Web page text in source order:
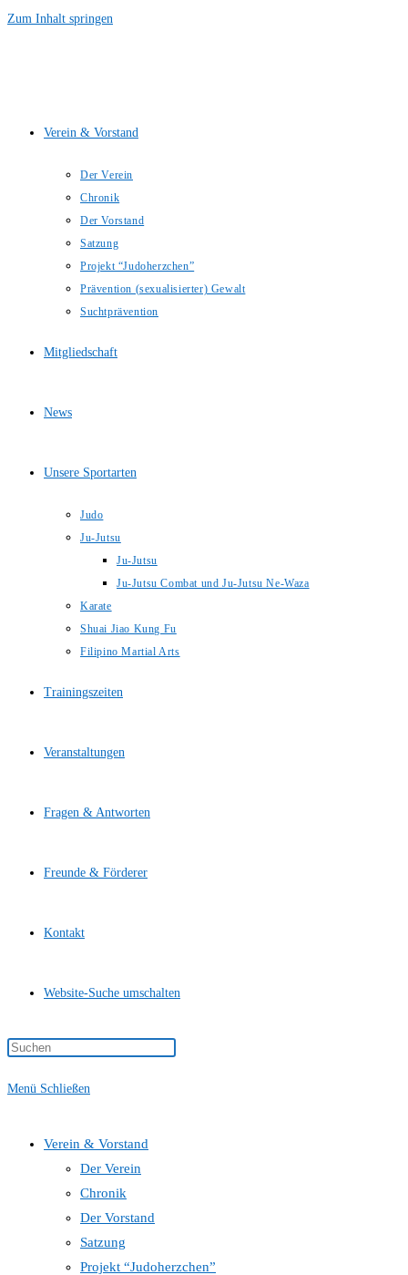
Zum Inhalt springen
Verein & Vorstand
Der Verein
Chronik
Der Vorstand
Satzung
Projekt “Judoherzchen”
Prävention (sexualisierter) Gewalt
Suchtprävention
Mitgliedschaft
News
Unsere Sportarten
Judo
Ju-Jutsu
Ju-Jutsu
Ju-Jutsu Combat und Ju-Jutsu Ne-Waza
Karate
Shuai Jiao Kung Fu
Filipino Martial Arts
Trainingszeiten
Veranstaltungen
Fragen & Antworten
Freunde & Förderer
Kontakt
Website-Suche umschalten
Menü Schließen
Verein & Vorstand
Der Verein
Chronik
Der Vorstand
Satzung
Projekt “Judoherzchen”